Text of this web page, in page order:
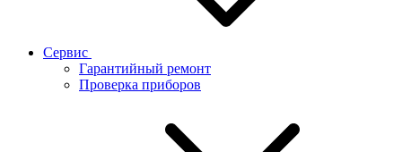
Сервис
Гарантийный ремонт
Проверка приборов